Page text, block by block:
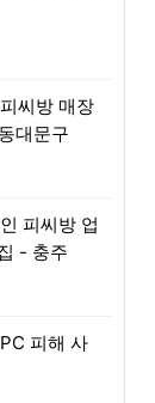
씨방 매장
대문구
피씨방 업
- 충주
피해 사